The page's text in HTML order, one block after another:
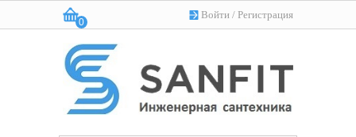
Войти / Регистрация
Корзина:
0
(пусто)